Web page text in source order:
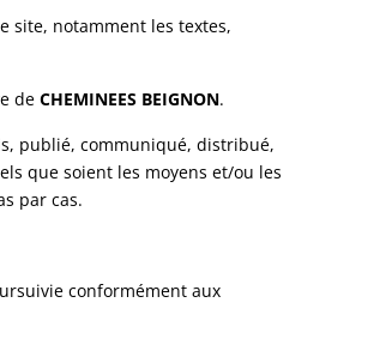
site, notamment les textes,
de CHEMINEES BEIGNON.
publié, communiqué, distribué,
que soient les moyens et/ou les
par cas.
conformément aux